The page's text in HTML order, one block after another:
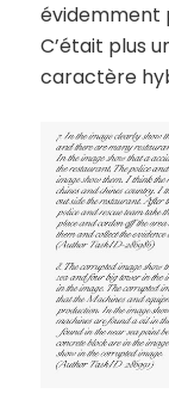
évidemment
C’était plus
caractère